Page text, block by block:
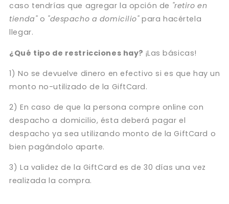
caso tendrías que agregar la opción de "retiro en
tienda" o "despacho a domicilio" para hacértela
llegar.
¿Qué tipo de restricciones hay? ¡Las básicas!
1) No se devuelve dinero en efectivo si es que hay un
monto no-utilizado de la GiftCard.
2) En caso de que la persona compre online con
despacho a domicilio, ésta deberá pagar el
despacho ya sea utilizando monto de la GiftCard o
bien pagándolo aparte.
3) La validez de la GiftCard es de 30 días una vez
realizada la compra.